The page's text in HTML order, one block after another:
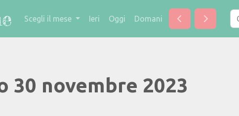
Scegli il mese Ieri Oggi Domani
30 novembre 2023